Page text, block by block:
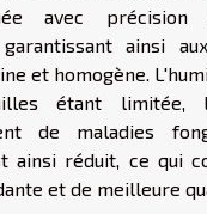
avec précision
garantissant ainsi
et homogène.
étant limitée,
de maladies
ainsi réduit, ce qui
et de meilleure